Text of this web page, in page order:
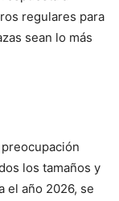
regulares​ para
sean⁣ lo más
los tamaños y
el año 2026,‌ se